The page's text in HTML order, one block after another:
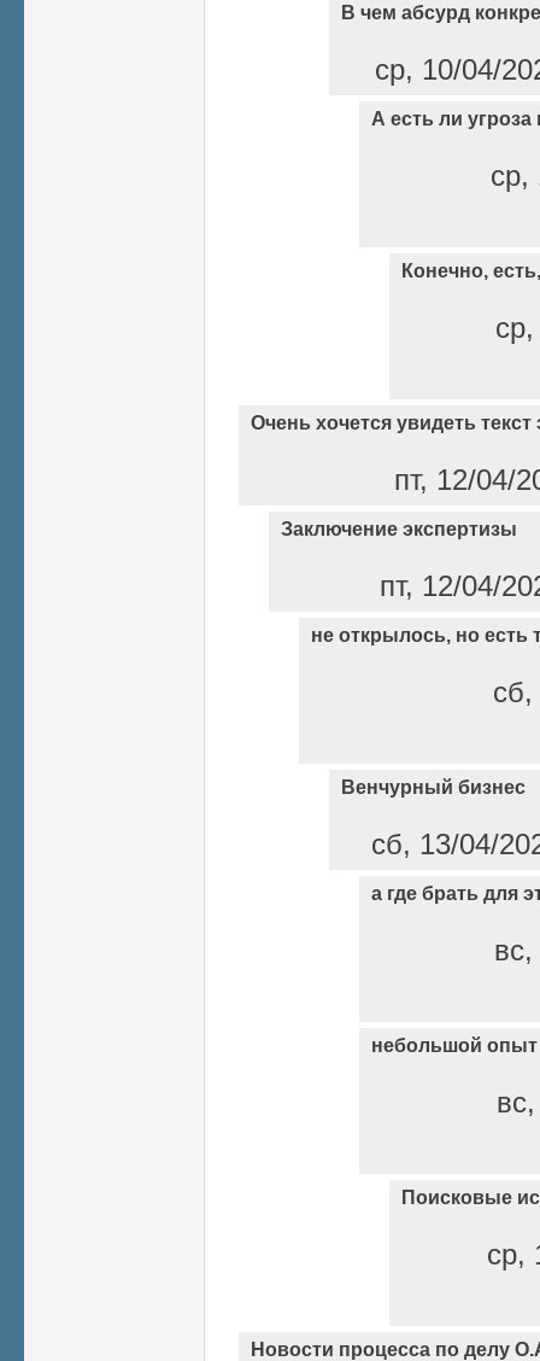
В чем абсурд
ср, 10/04/
А есть ли
ср,
Конечно,
Очень хочется увидеть текст
пт, 12/04/
Заключение экспертизы
пт, 12/04/
не открылось, но есть
Венчурный бизнес
сб, 13/04/
а где брать для
небольшой опыт
Поисковые
ср,
Новости процесса по делу